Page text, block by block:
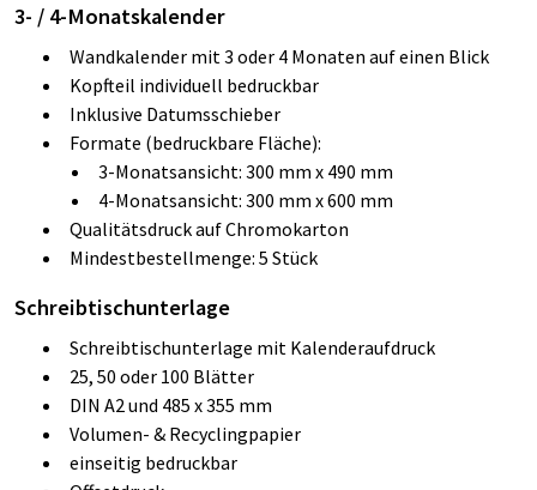
3- / 4-Monatskalender
Wandkalender mit 3 oder 4 Monaten auf einen Blick
Kopfteil individuell bedruckbar
Inklusive Datumsschieber
Formate (bedruckbare Fläche):
3-Monatsansicht: 300 mm x 490 mm
4-Monatsansicht: 300 mm x 600 mm
Qualitätsdruck auf Chromokarton
Mindestbestellmenge: 5 Stück
Schreibtischunterlage
Schreibtischunterlage mit Kalenderaufdruck
25, 50 oder 100 Blätter
DIN A2 und 485 x 355 mm
Volumen- & Recyclingpapier
einseitig bedruckbar